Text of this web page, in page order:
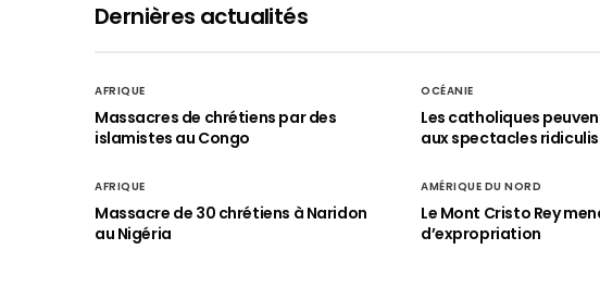
Dernières actualités
AFRIQUE
Massacres de chrétiens par des
islamistes au Congo
OCÉANIE
Les catholiques
aux spectacles
AFRIQUE
Massacre de 30 chrétiens à Naridon
au Nigéria
AMÉRIQUE DU NORD
Le Mont Cristo Rey
d’expropriation